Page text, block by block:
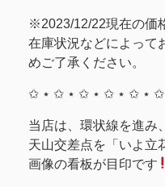
※2023/12/22現在の価
在庫状況などによって
めご了承ください。
✩ ⋆ ✩ ⋆ ✩ ⋆ ✩ ⋆ ✩ ⋆ ✩
当店は、環状線を進み、
天山交差点を「いよ立
画像の看板が目印です